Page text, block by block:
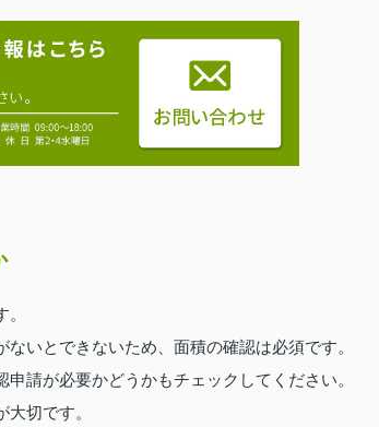
いとできないため、面積の確認は必須です。
請が必要かどうかもチェックしてください。
切です。